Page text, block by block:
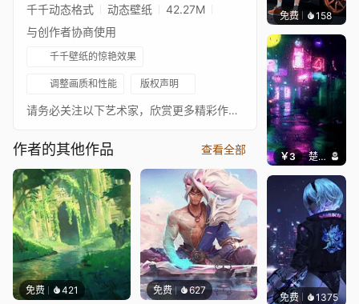
千千动态格式 动态壁纸
42.27M
与创作者协商使用
千千壁纸的惊艳效果
调整画质和性能 版权声明
请务必关注以下艺术家，欣赏更多精彩作品！❊ 支持作者：https://www.pixiv.net/en/users/1056186• https://www.instagram.com/catzz2016• https://twitter.com/2gonode您想让我为您制作壁纸吗？立即订购！♪ 歌曲：• Chef Boy RJ - Moss Garden• a[way] - Those Days• Psalm Trees - Fever• Purrple Cat - Sundae Sunset• Mon-Day - its ok• kudasai - when i see you• Abudance - Chris Mazuera, Tender Spring• ihaveaface - rainy forest• charlie toØ human - moonlight love• HM SURF - 6am• Aeson - Allure• fortnight - 5AM❧ 您可以在这里关注我：• Twitter • YouTube • Reddit • ArtStation • 我的个人网站
作者的其他作品 查看全部
免费 421 免费 627
免费 158Ado
￥3 楚梦缘
免费 1375Bewie